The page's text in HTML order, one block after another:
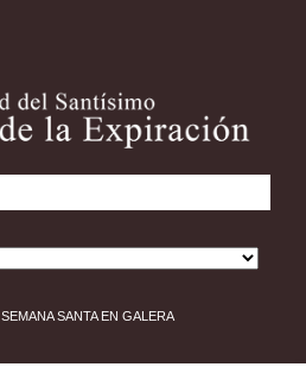
SEMANA SANTA EN GALERA